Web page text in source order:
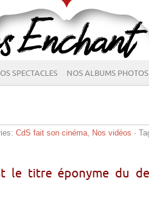
SPECTACLES NOS ALBUMS PHOTOS
CdS fait son cinéma, Nos vidéos ·
le titre éponyme du